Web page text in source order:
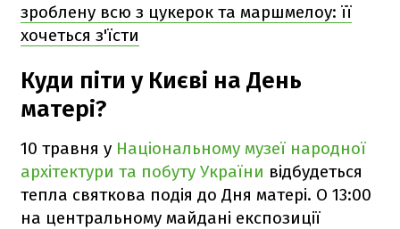
зроблену всю з цукерок та маршмелоу: її
хочеться з'їсти
Куди піти у Києві на День
матері?
10 травня у Національному музеї народної
архітектури та побуту України відбудеться
тепла святкова подія до Дня матері. О 13:00
на центральному майдані експозиції